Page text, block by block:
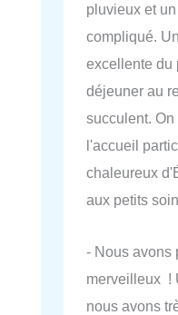
pluvieux et
compliqué.
excellente du
déjeuner au
succulent.
l'accueil
chaleureux
aux petits
- Nous avons
merveilleux !
nous avons